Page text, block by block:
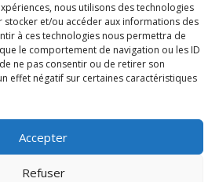
nous utilisons des technologies
stocker et/ou accéder aux informations des
à ces technologies nous permettra de
le comportement de navigation ou les ID
ne pas consentir ou de retirer son
effet négatif sur certaines caractéristiques
Accepter
Refuser
, Themei-design